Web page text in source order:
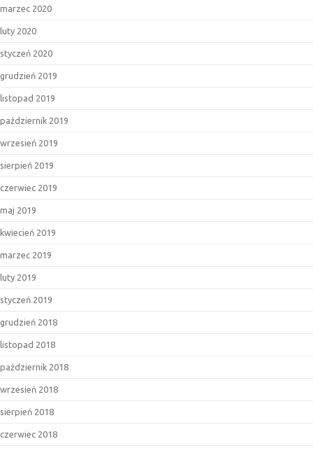
marzec 2020
luty 2020
styczeń 2020
grudzień 2019
listopad 2019
październik 2019
wrzesień 2019
sierpień 2019
czerwiec 2019
maj 2019
kwiecień 2019
marzec 2019
luty 2019
styczeń 2019
grudzień 2018
listopad 2018
październik 2018
wrzesień 2018
sierpień 2018
czerwiec 2018